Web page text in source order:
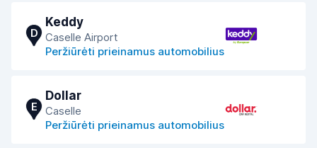
D
Keddy
Caselle Airport
Peržiūrėti prieinamus automobilius
E
Dollar
Caselle
Peržiūrėti prieinamus automobilius